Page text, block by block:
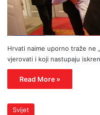
Hrvati naime uporno traže ne
vjerovati i koji nastupaju
Read More »
Svijet